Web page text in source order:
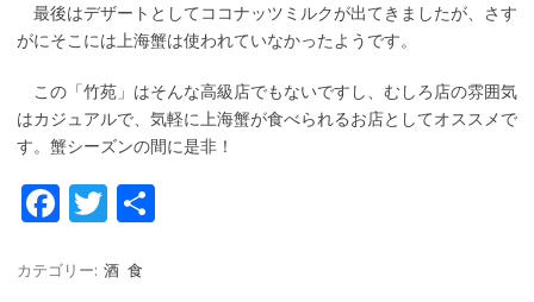
最後はデザートとしてココナッツミルクが出てきましたが、さす
がにそこには上海蟹は使われていなかったようです。
この「竹苑」はそんな高級店でもないですし、むしろ店の雰囲気
はカジュアルで、気軽に上海蟹が食べられるお店としてオススメで
す。蟹シーズンの間に是非！
Fa
e
T
it
カテゴリー: 酒 食